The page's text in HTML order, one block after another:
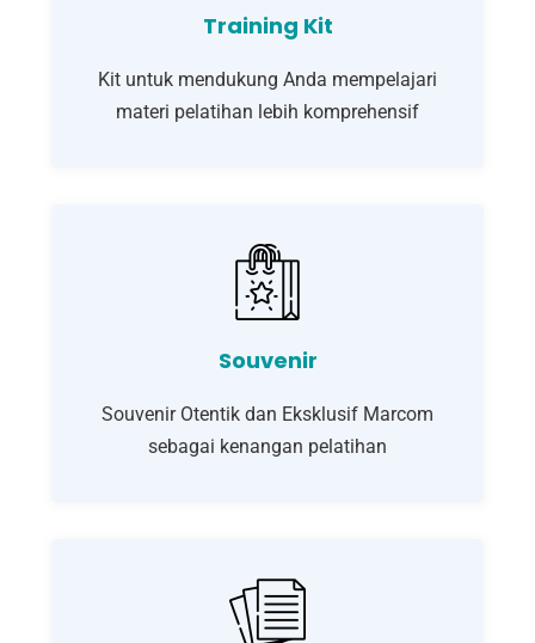
Training Kit
Kit untuk mendukung Anda mempelajari
materi pelatihan lebih komprehensif
Souvenir
Souvenir Otentik dan Eksklusif Marcom
sebagai kenangan pelatihan